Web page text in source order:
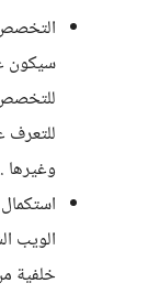
سيكون
وغيرها
الويب